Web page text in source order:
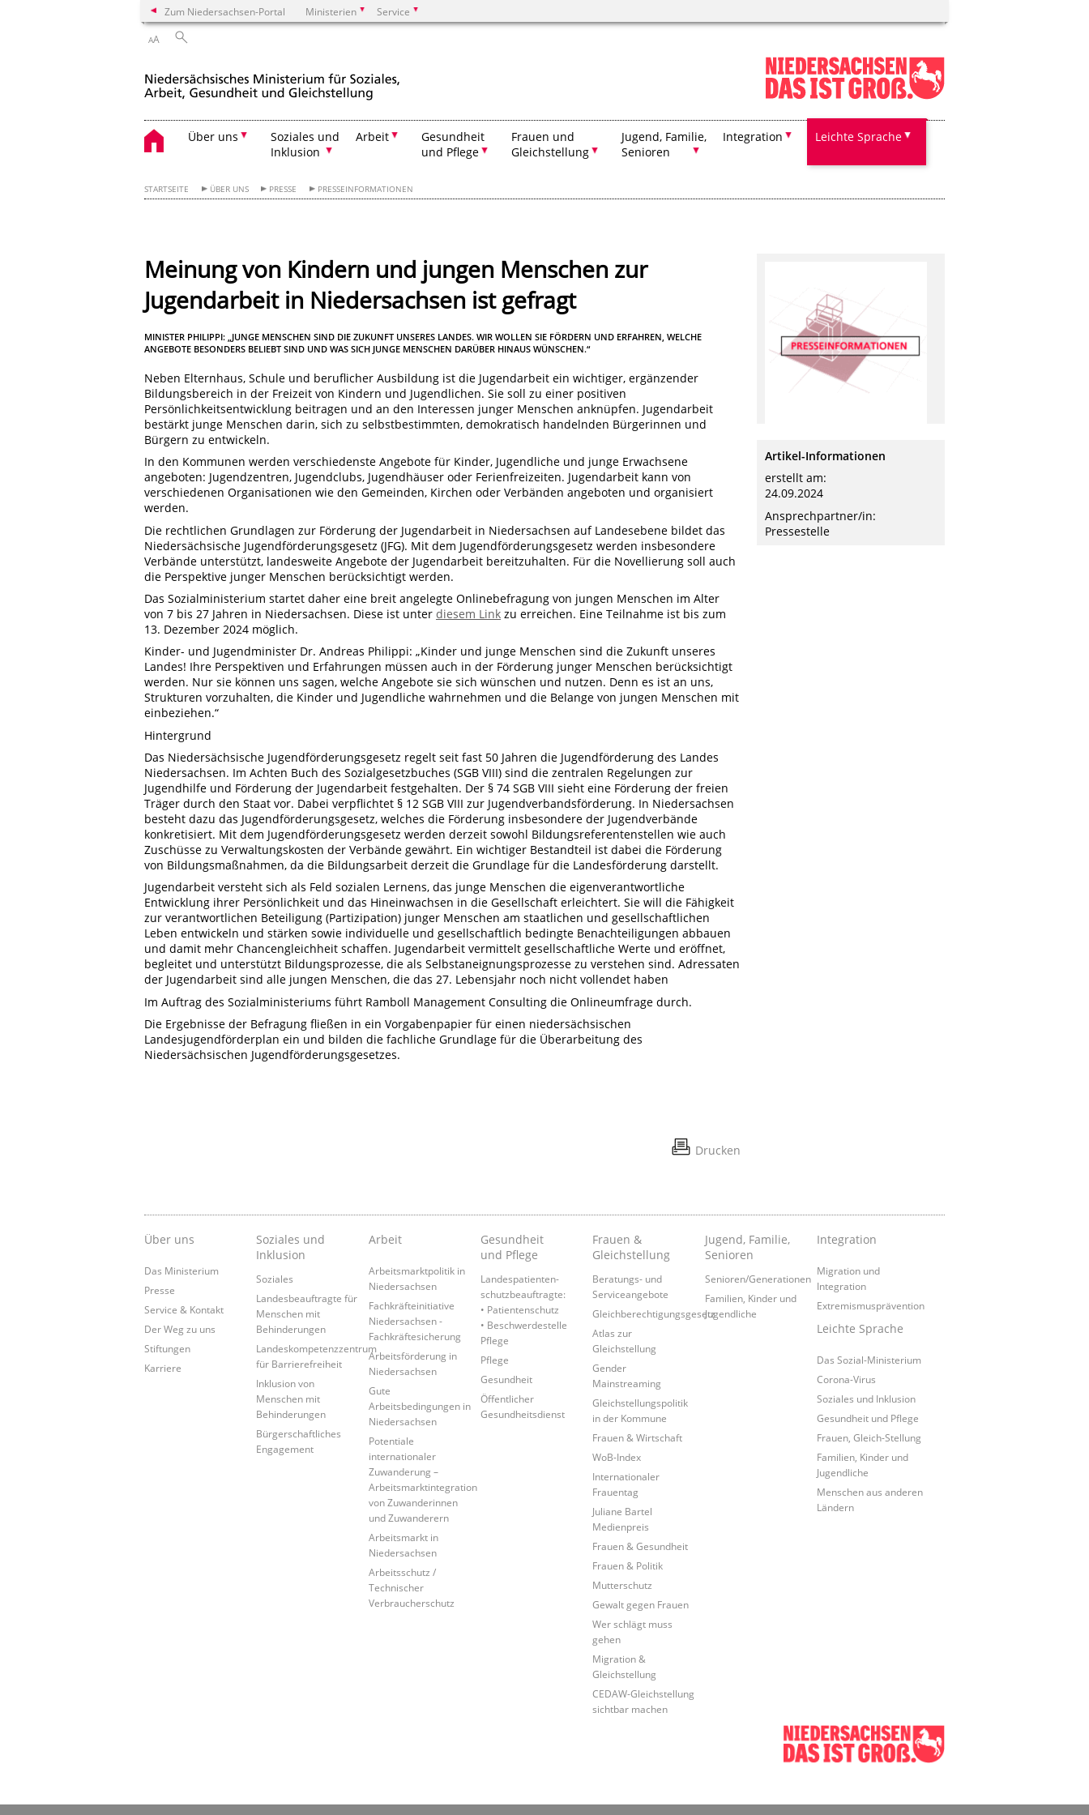
Zum Niedersachsen-Portal Ministerien Service
AA
Über uns
Soziales und
Inklusion
Arbeit
Gesundheit
und Pflege
Frauen und
Gleichstellung
Jugend, Familie,
Senioren
Integration Leichte Sprache
STARTSEITE ÜBER UNS PRESSE PRESSEINFORMATIONEN
Meinung von Kindern und jungen Menschen zur
Jugendarbeit in Niedersachsen ist gefragt
MINISTER PHILIPPI: „JUNGE MENSCHEN SIND DIE ZUKUNFT UNSERES LANDES. WIR WOLLEN SIE FÖRDERN UND ERFAHREN, WELCHE
ANGEBOTE BESONDERS BELIEBT SIND UND WAS SICH JUNGE MENSCHEN DARÜBER HINAUS WÜNSCHEN.“
Neben Elternhaus, Schule und beruflicher Ausbildung ist die Jugendarbeit ein wichtiger, ergänzender
Bildungsbereich in der Freizeit von Kindern und Jugendlichen. Sie soll zu einer positiven
Persönlichkeitsentwicklung beitragen und an den Interessen junger Menschen anknüpfen. Jugendarbeit
bestärkt junge Menschen darin, sich zu selbstbestimmten, demokratisch handelnden Bürgerinnen und
Bürgern zu entwickeln.
In den Kommunen werden verschiedenste Angebote für Kinder, Jugendliche und junge Erwachsene
angeboten: Jugendzentren, Jugendclubs, Jugendhäuser oder Ferienfreizeiten. Jugendarbeit kann von
verschiedenen Organisationen wie den Gemeinden, Kirchen oder Verbänden angeboten und organisiert
werden.
Die rechtlichen Grundlagen zur Förderung der Jugendarbeit in Niedersachsen auf Landesebene bildet das
Niedersächsische Jugendförderungsgesetz (JFG). Mit dem Jugendförderungsgesetz werden insbesondere
Verbände unterstützt, landesweite Angebote der Jugendarbeit bereitzuhalten. Für die Novellierung soll auch
die Perspektive junger Menschen berücksichtigt werden.
Das Sozialministerium startet daher eine breit angelegte Onlinebefragung von jungen Menschen im Alter
von 7 bis 27 Jahren in Niedersachsen. Diese ist unter diesem Link zu erreichen. Eine Teilnahme ist bis zum
13. Dezember 2024 möglich.
Kinder- und Jugendminister Dr. Andreas Philippi: „Kinder und junge Menschen sind die Zukunft unseres
Landes! Ihre Perspektiven und Erfahrungen müssen auch in der Förderung junger Menschen berücksichtigt
werden. Nur sie können uns sagen, welche Angebote sie sich wünschen und nutzen. Denn es ist an uns,
Strukturen vorzuhalten, die Kinder und Jugendliche wahrnehmen und die Belange von jungen Menschen mit
einbeziehen.“
Hintergrund
Das Niedersächsische Jugendförderungsgesetz regelt seit fast 50 Jahren die Jugendförderung des Landes
Niedersachsen. Im Achten Buch des Sozialgesetzbuches (SGB VIII) sind die zentralen Regelungen zur
Jugendhilfe und Förderung der Jugendarbeit festgehalten. Der § 74 SGB VIII sieht eine Förderung der freien
Träger durch den Staat vor. Dabei verpflichtet § 12 SGB VIII zur Jugendverbandsförderung. In Niedersachsen
besteht dazu das Jugendförderungsgesetz, welches die Förderung insbesondere der Jugendverbände
konkretisiert. Mit dem Jugendförderungsgesetz werden derzeit sowohl Bildungsreferentenstellen wie auch
Zuschüsse zu Verwaltungskosten der Verbände gewährt. Ein wichtiger Bestandteil ist dabei die Förderung
von Bildungsmaßnahmen, da die Bildungsarbeit derzeit die Grundlage für die Landesförderung darstellt.
Jugendarbeit versteht sich als Feld sozialen Lernens, das junge Menschen die eigenverantwortliche
Entwicklung ihrer Persönlichkeit und das Hineinwachsen in die Gesellschaft erleichtert. Sie will die Fähigkeit
zur verantwortlichen Beteiligung (Partizipation) junger Menschen am staatlichen und gesellschaftlichen
Leben entwickeln und stärken sowie individuelle und gesellschaftlich bedingte Benachteiligungen abbauen
und damit mehr Chancengleichheit schaffen. Jugendarbeit vermittelt gesellschaftliche Werte und eröffnet,
begleitet und unterstützt Bildungsprozesse, die als Selbstaneignungsprozesse zu verstehen sind. Adressaten
der Jugendarbeit sind alle jungen Menschen, die das 27. Lebensjahr noch nicht vollendet haben
Im Auftrag des Sozialministeriums führt Ramboll Management Consulting die Onlineumfrage durch.
Die Ergebnisse der Befragung fließen in ein Vorgabenpapier für einen niedersächsischen
Landesjugendförderplan ein und bilden die fachliche Grundlage für die Überarbeitung des
Niedersächsischen Jugendförderungsgesetzes.
Drucken
Artikel-Informationen
erstellt am:
24.09.2024
Ansprechpartner/in:
Pressestelle
Über uns
Das Ministerium
Presse
Service & Kontakt
Der Weg zu uns
Stiftungen
Karriere
Soziales und
Inklusion
Soziales
Landesbeauftragte für
Menschen mit
Behinderungen
Landeskompetenzzentrum
für Barrierefreiheit
Inklusion von
Menschen mit
Behinderungen
Bürgerschaftliches
Engagement
Arbeit
Arbeitsmarktpolitik in
Niedersachsen
Fachkräfteinitiative
Niedersachsen -
Fachkräftesicherung
Arbeitsförderung in
Niedersachsen
Gute
Arbeitsbedingungen in
Niedersachsen
Potentiale
internationaler
Zuwanderung –
Arbeitsmarktintegration
von Zuwanderinnen
und Zuwanderern
Arbeitsmarkt in
Niedersachsen
Arbeitsschutz /
Technischer
Verbraucherschutz
Gesundheit
und Pflege
Landespatienten­
schutzbeauftragte:
• Patientenschutz
• Beschwerdestelle
Pflege
Pflege
Gesundheit
Öffentlicher
Gesundheitsdienst
Frauen &
Gleichstellung
Beratungs- und
Serviceangebote
Gleichberechtigungsgesetz
Atlas zur
Gleichstellung
Gender
Mainstreaming
Gleichstellungspolitik
in der Kommune
Frauen & Wirtschaft
WoB-Index
Internationaler
Frauentag
Juliane Bartel
Medienpreis
Frauen & Gesundheit
Frauen & Politik
Mutterschutz
Gewalt gegen Frauen
Wer schlägt muss
gehen
Migration &
Gleichstellung
CEDAW-Gleichstellung
sichtbar machen
Jugend, Familie,
Senioren
Senioren/Generationen
Familien, Kinder und
Jugendliche
Integration
Migration und
Integration
Extremismusprävention
Leichte Sprache
Das Sozial-Ministerium
Corona-Virus
Soziales und Inklusion
Gesundheit und Pflege
Frauen, Gleich-Stellung
Familien, Kinder und
Jugendliche
Menschen aus anderen
Ländern